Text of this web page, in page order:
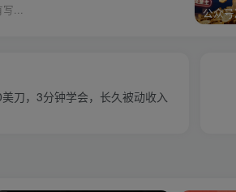
写...
刀，3分钟学会，长久被动收入